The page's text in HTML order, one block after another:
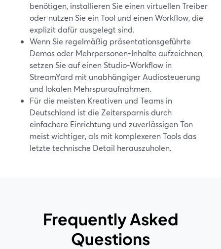
benötigen, installieren Sie einen virtuellen Treiber
oder nutzen Sie ein Tool und einen Workflow, die
explizit dafür ausgelegt sind.
Wenn Sie regelmäßig präsentationsgeführte
Demos oder Mehrpersonen-Inhalte aufzeichnen,
setzen Sie auf einen Studio-Workflow in
StreamYard mit unabhängiger Audiosteuerung
und lokalen Mehrspuraufnahmen.
Für die meisten Kreativen und Teams in
Deutschland ist die Zeitersparnis durch
einfachere Einrichtung und zuverlässigen Ton
meist wichtiger, als mit komplexeren Tools das
letzte technische Detail herauszuholen.
Frequently Asked
Questions